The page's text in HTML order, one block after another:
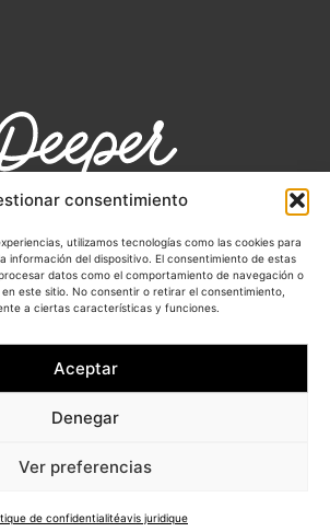
consentimiento
utilizamos tecnologías como las cookies para
información del dispositivo. El consentimiento de estas
datos como el comportamiento de navegación o
este sitio. No consentir o retirar el consentimiento,
a ciertas características y funciones.
Aceptar
Denegar
Ver preferencias
de confidentialitéavis juridique
Josep de Sa Talaia
– 07830 – España
|
Avis
de confidentialité